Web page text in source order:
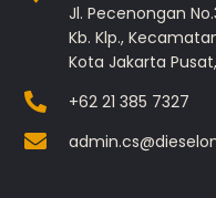
Jl. Pecenongan
Kb. Klp.,
Kota Jakarta
+62 21 385 7327